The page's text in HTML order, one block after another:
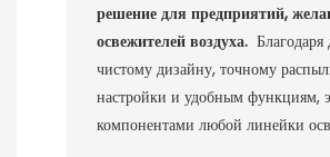
решение для предприятий,
освежителей воздуха.
чистому дизайну, точному
настройки и удобным функциям,
компонентами любой линейки